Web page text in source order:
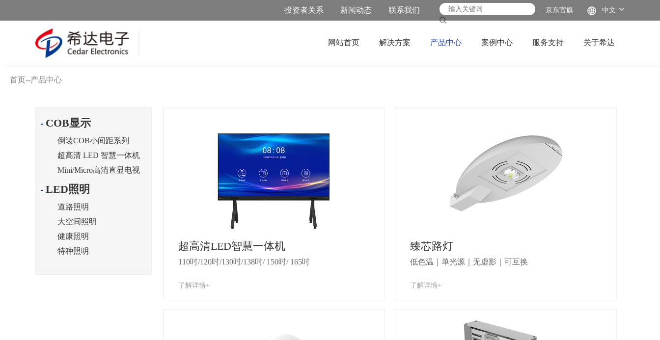
中文
京东官旗
投资者关系 新闻动态 联系我们
网站首页 解决方案 产品中心 案例中心 服务支持 关于希达
首页--产品中心
COB显示
倒装COB小间距系列
超高清 LED 智慧一体机
Mini/Micro高清直显电视
LED照明
道路照明
大空间照明
健康照明
特种照明
超高清LED智慧一体机
110吋/120吋/130吋/138吋/ 150吋/ 165吋
了解详情+
臻芯路灯
低色温｜单光源｜无虚影｜可互换
了解详情+